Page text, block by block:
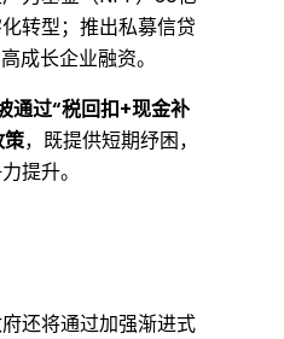
转型；推出私募信贷
成长企业融资。
通过“税回扣+现金补
，既提供短期纾困，
提升。
还将通过加强渐进式